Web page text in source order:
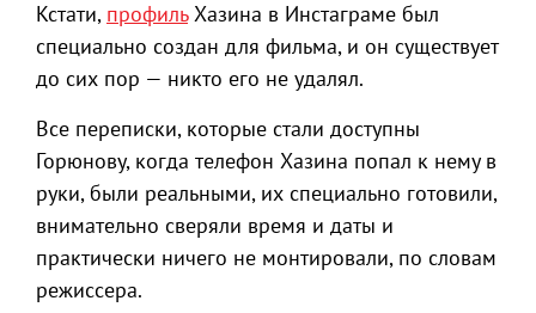
Кстати, профильХазина в Инстаграме был
специально создан для фильма, и он существует
до сих пор — никто его не удалял.
Все переписки, которые стали доступны
Горюнову, когда телефон Хазина попал к нему в
руки, были реальными, их специально готовили,
внимательно сверяли время и даты и
практически ничего не монтировали, по словам
режиссера.